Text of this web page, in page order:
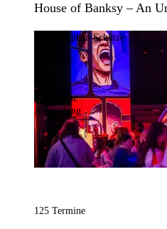
House of Banksy – An
Stephan Schütze
Kategorie
Ausstellung
125 Termine